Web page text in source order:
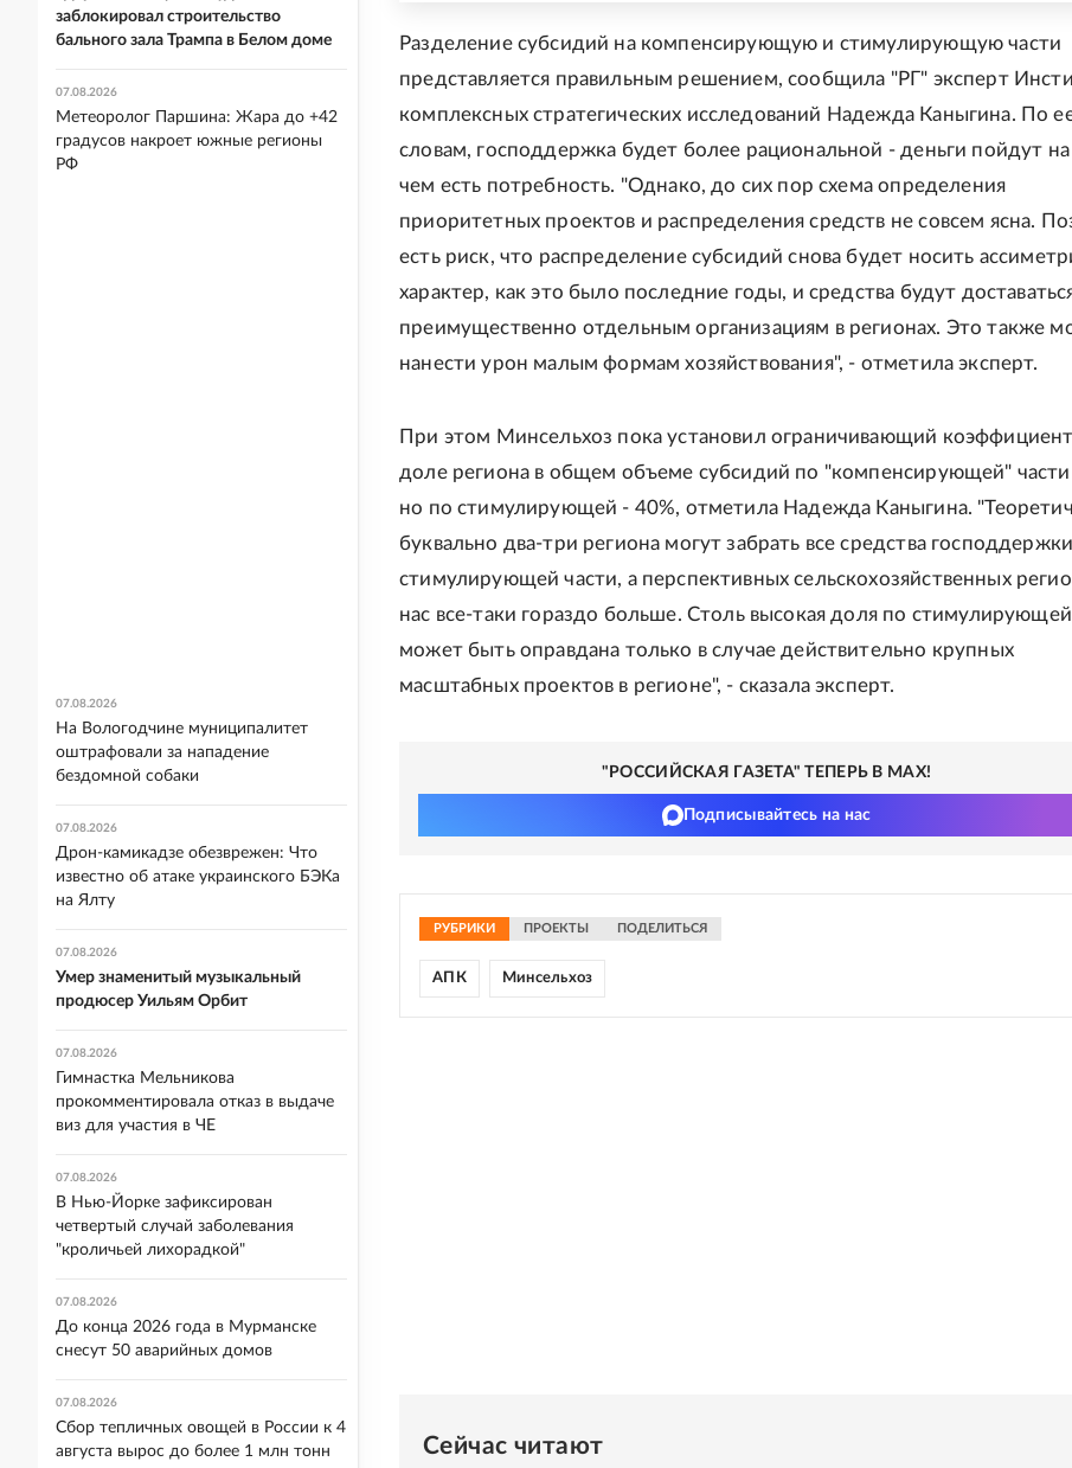
Разделение субсидий на компенсирующую и стимулирующую части
представляется правильным решением, сообщила "РГ" эксперт
комплексных стратегических исследований Надежда Каныгина. По
словам, господдержка будет более рациональной - деньги пойдут на
чем есть потребность. "Однако, до сих пор схема определения
приоритетных проектов и распределения средств не совсем ясна.
есть риск, что распределение субсидий снова будет носить
характер, как это было последние годы, и средства будут
преимущественно отдельным организациям в регионах. Это также
нанести урон малым формам хозяйствования", - отметила эксперт.
При этом Минсельхоз пока установил ограничивающий
доле региона в общем объеме субсидий по "компенсирующей" части
но по стимулирующей - 40%, отметила Надежда Каныгина.
буквально два-три региона могут забрать все средства
стимулирующей части, а перспективных сельскохозяйственных
нас все-таки гораздо больше. Столь высокая доля по стимулирующей
может быть оправдана только в случае действительно крупных
масштабных проектов в регионе", - сказала эксперт.
"РОССИЙСКАЯ ГАЗЕТА" ТЕПЕРЬ В MAX!
Подписывайтесь на нас
РУБРИКИ ПРОЕКТЫ ПОДЕЛИТЬСЯ
АПК Минсельхоз
Сейчас читают
заблокировал строительство
бального зала Трампа в Белом доме
07.08.2026
Метеоролог Паршина: Жара до +42
градусов накроет южные регионы
РФ
07.08.2026
На Вологодчине муниципалитет
оштрафовали за нападение
бездомной собаки
07.08.2026
Дрон-камикадзе обезврежен: Что
известно об атаке украинского БЭКа
на Ялту
07.08.2026
Умер знаменитый музыкальный
продюсер Уильям Орбит
07.08.2026
Гимнастка Мельникова
прокомментировала отказ в выдаче
виз для участия в ЧЕ
07.08.2026
В Нью-Йорке зафиксирован
четвертый случай заболевания
"кроличьей лихорадкой"
07.08.2026
До конца 2026 года в Мурманске
снесут 50 аварийных домов
07.08.2026
Сбор тепличных овощей в России к 4
августа вырос до более 1 млн тонн